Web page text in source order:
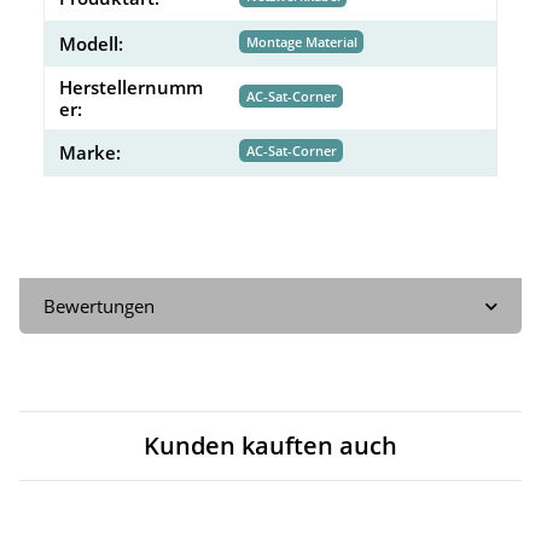
Modell: Montage Material
Herstellernumm
er:
AC-Sat-Corner
Marke: AC-Sat-Corner
Bewertungen
Kunden kauften auch